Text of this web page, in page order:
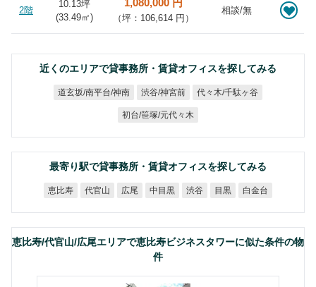
2階
10.13坪
(33.49㎡)
1,080,000 円
（坪：106,614 円）
相談/無
近くのエリアで貸事務所・賃貸オフィスを探してみる
道玄坂/南平台/神南 渋谷/神宮前 代々木/千駄ヶ谷
初台/笹塚/元代々木
最寄り駅で貸事務所・賃貸オフィスを探してみる
恵比寿 代官山 広尾 中目黒 渋谷 目黒 白金台
恵比寿/代官山/広尾エリアで恵比寿ビジネスタワーに似た条件の物
件